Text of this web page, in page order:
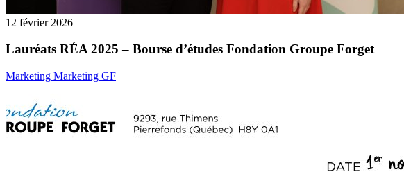
12 février 2026
Lauréats RÉA 2025 – Bourse d’études Fondation Groupe Forget
Marketing Marketing GF